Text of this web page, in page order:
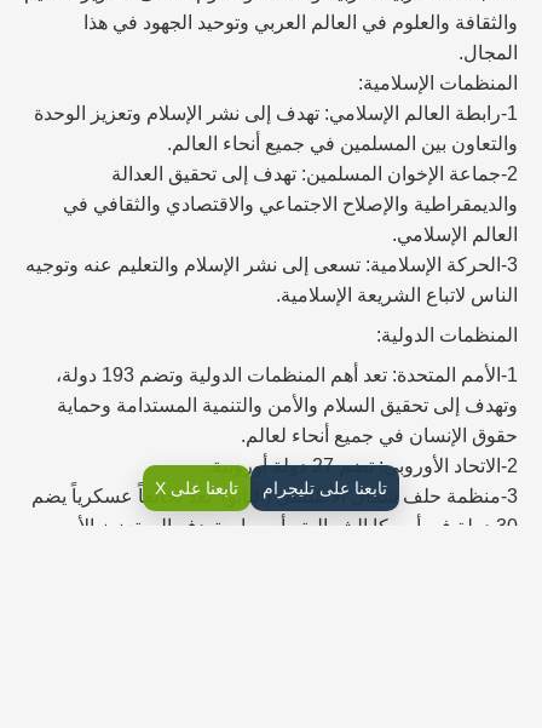
والثقافة والعلوم في العالم العربي وتوحيد الجهود في هذا
المجال.
المنظمات الإسلامية:
1-رابطة العالم الإسلامي: تهدف إلى نشر الإسلام وتعزيز الوحدة
والتعاون بين المسلمين في جميع أنحاء العالم.
2-جماعة الإخوان المسلمين: تهدف إلى تحقيق العدالة
والديمقراطية والإصلاح الاجتماعي والاقتصادي والثقافي في
العالم الإسلامي.
3-الحركة الإسلامية: تسعى إلى نشر الإسلام والتعليم عنه وتوجيه
الناس لاتباع الشريعة الإسلامية.
المنظمات الدولية:
1-الأمم المتحدة: تعد أهم المنظمات الدولية وتضم 193 دولة،
وتهدف إلى تحقيق السلام والأمن والتنمية المستدامة وحماية
حقوق الإنسان في جميع أنحاء لعالم.
2-الاتحاد الأوروبي: تضم 27 دولة أوروبية.
3-منظمة حلف شمال الأطلسي (الناتو): تعد تحالفاً عسكرياً يضم
30 دولة في أمريكا الشمالية وأوروبا، وتهدف إلى تعزيز الأمن
تابعنا على تليجرام تابعنا على X